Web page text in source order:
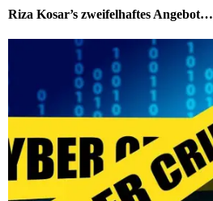
Riza Kosar’s zweifelhaftes Angebot…